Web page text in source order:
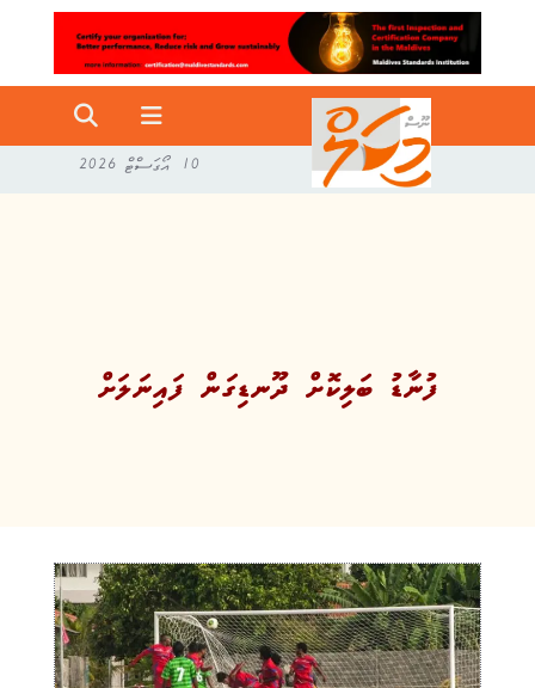
10 އޯގަސްޓް 2026
ފުނާޑު ބަލިކޮށް ދޫނޑިގަން ފައިނަލަށް